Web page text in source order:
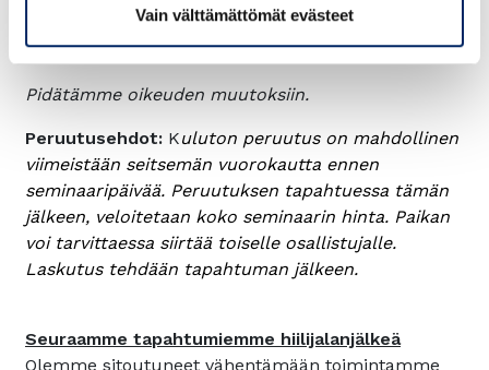
Vain välttämättömät evästeet
Pyydä tarjous: ilona.broijer@chamber.fi
Pidätämme oikeuden muutoksiin.
Peruutusehdot: Kuluton peruutus on mahdollinen
viimeistään seitsemän vuorokautta ennen
seminaaripäivää. Peruutuksen tapahtuessa tämän
jälkeen, veloitetaan koko seminaarin hinta. Paikan
voi tarvittaessa siirtää toiselle osallistujalle.
Laskutus tehdään tapahtuman jälkeen.
Seuraamme tapahtumiemme hiilijalanjälkeä
Olemme sitoutuneet vähentämään toimintamme